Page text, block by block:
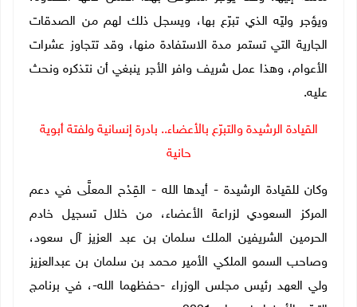
ويؤجر وليّه الذي تبرّع بها، ويسجل ذلك لهم من الصدقات
الجارية التي تستمر مدة الاستفادة منها، وقد تتجاوز عشرات
الأعوام، وهذا عمل شريف وافر الأجر ينبغي أن نتذكره ونحث
عليه.
القيادة الرشيدة والتبرّع بالأعضاء.. بادرة إنسانية ولفتة أبوية
حانية
وكان للقيادة الرشيدة - أيدها الله - القِدْح الـمعلَّى في دعم
المركز السعودي لزراعة الأعضاء، من خلال تسجيل خادم
الحرمين الشريفين الملك سلمان بن عبد العزيز آل سعود،
وصاحب السمو الملكي الأمير محمد بن سلمان بن عبدالعزيز
ولي العهد رئيس مجلس الوزراء -حفظهما الله-، في برنامج